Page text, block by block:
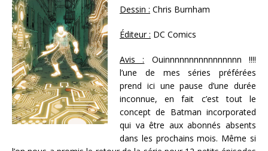
Dessin : Chris Burnham
Éditeur : DC Comics
Avis : Ouinnnnnnnnnnnnnnnn !!!!
l’une de mes séries préférées
prend ici une pause d’une durée
inconnue, en fait c’est tout le
concept de Batman incorporated
qui va être aux abonnés absents
dans les prochains mois. Même si